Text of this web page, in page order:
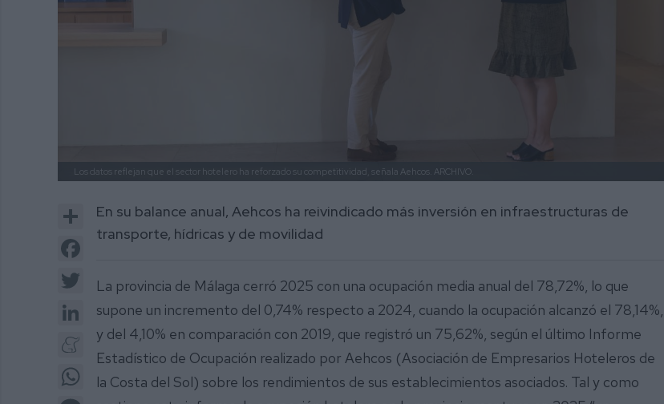
Los datos reflejan que el sector hotelero ha reforzado su competitividad, señala Aehcos. ARCHIVO.
Share
Facebook
LinkedIn
Meneame
En su balance anual, Aehcos ha reivindicado más inversión en infraestructuras de
transporte, hídricas y de movilidad
La provincia de Málaga cerró 2025 con una ocupación media anual del 78,72%, lo que
supone un incremento del 0,74% respecto a 2024, cuando la ocupación alcanzó el 78,14%,
y del 4,10% en comparación con 2019, que registró un 75,62%, según el último Informe
Estadístico de Ocupación realizado por Aehcos (Asociación de Empresarios Hoteleros de
la Costa del Sol) sobre los rendimientos de sus establecimientos asociados. Tal y como